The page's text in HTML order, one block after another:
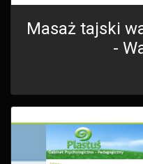
Masaż tajski
-